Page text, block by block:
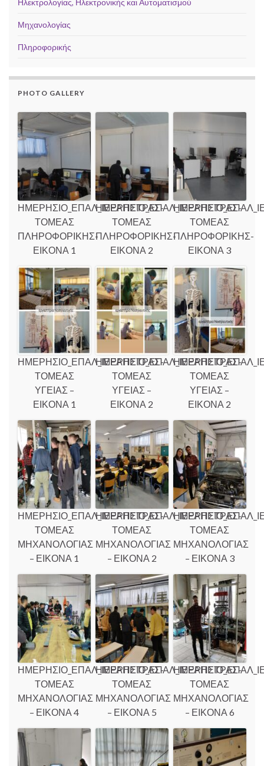
Ηλεκτρολογίας, Ηλεκτρονικής και Αυτοματισμού
Μηχανολογίας
Πληροφορικής
PHOTO GALLERY
ΗΜΕΡΗΣΙΟ_ΕΠΑΛ_ΙΕΡΑΠΕΤΡΑΣ-
ΤΟΜΕΑΣ
ΠΛΗΡΟΦΟΡΙΚΗΣ-
ΕΙΚΟΝΑ 1
ΗΜΕΡΗΣΙΟ_ΕΠΑΛ_ΙΕΡΑΠΕΤΡΑΣ-
ΤΟΜΕΑΣ
ΠΛΗΡΟΦΟΡΙΚΗΣ-
ΕΙΚΟΝΑ 2
ΤΟΜΕΑΣ
ΠΛΗΡΟΦΟΡΙΚΗΣ-
ΕΙΚΟΝΑ 3
ΗΜΕΡΗΣΙΟ_ΕΠΑΛ_ΙΕΡΑΠΕΤΡΑΣ-
ΤΟΜΕΑΣ
ΥΓΕΙΑΣ –
ΕΙΚΟΝΑ 1
ΗΜΕΡΗΣΙΟ_ΕΠΑΛ_ΙΕΡΑΠΕΤΡΑΣ-
ΤΟΜΕΑΣ
ΥΓΕΙΑΣ –
ΕΙΚΟΝΑ 2
ΤΟΜΕΑΣ
ΥΓΕΙΑΣ –
ΕΙΚΟΝΑ 2
ΗΜΕΡΗΣΙΟ_ΕΠΑΛ_ΙΕΡΑΠΕΤΡΑΣ-
ΤΟΜΕΑΣ
ΜΗΧΑΝΟΛΟΓΙΑΣ
– ΕΙΚΟΝΑ 1
ΗΜΕΡΗΣΙΟ_ΕΠΑΛ_ΙΕΡΑΠΕΤΡΑΣ-
ΤΟΜΕΑΣ
ΜΗΧΑΝΟΛΟΓΙΑΣ
– ΕΙΚΟΝΑ 2
ΤΟΜΕΑΣ
ΜΗΧΑΝΟΛΟΓΙΑΣ
– ΕΙΚΟΝΑ 3
ΗΜΕΡΗΣΙΟ_ΕΠΑΛ_ΙΕΡΑΠΕΤΡΑΣ-
ΤΟΜΕΑΣ
ΜΗΧΑΝΟΛΟΓΙΑΣ
– ΕΙΚΟΝΑ 4
ΗΜΕΡΗΣΙΟ_ΕΠΑΛ_ΙΕΡΑΠΕΤΡΑΣ-
ΤΟΜΕΑΣ
ΜΗΧΑΝΟΛΟΓΙΑΣ
– ΕΙΚΟΝΑ 5
ΤΟΜΕΑΣ
ΜΗΧΑΝΟΛΟΓΙΑΣ
– ΕΙΚΟΝΑ 6